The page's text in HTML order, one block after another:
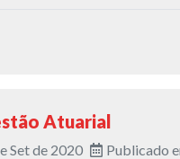
Atuarial
Set de 2020 Publicado